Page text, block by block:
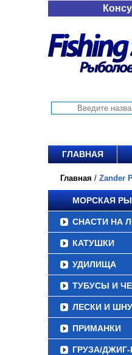
ГЛАВНАЯ
Главная / Zander
МОРСКАЯ
СНАСТИ НА
КАТУШКИ
УДИЛИЩА
ТУБУСЫ И
ЛЕСКИ И
ПРИМАНКИ
ГРУЗА/